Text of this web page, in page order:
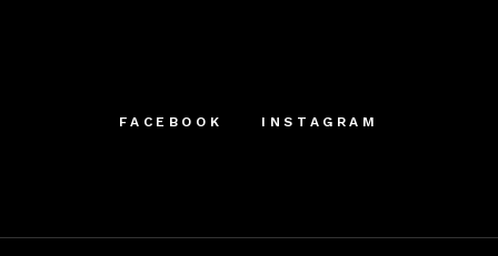
FACEBOOK INSTAGRAM